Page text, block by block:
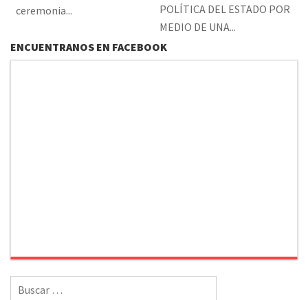
ceremonia...
POLÍTICA DEL ESTADO POR
MEDIO DE UNA...
ENCUENTRANOS EN FACEBOOK
Buscar